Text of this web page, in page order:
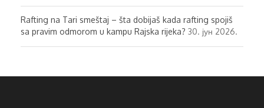
Rafting na Tari smeštaj – šta dobijaš kada rafting spojiš
sa pravim odmorom u kampu Rajska rijeka? 30. јун 2026.